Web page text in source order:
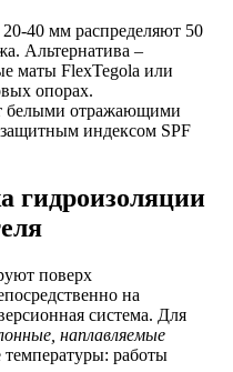
40 мм распределяют 50
Альтернатива –
маты FlexTegola или
опорах.
белыми отражающими
индексом SPF
гидроизоляции
поверх
на
система. Для
наплавляемые
работы